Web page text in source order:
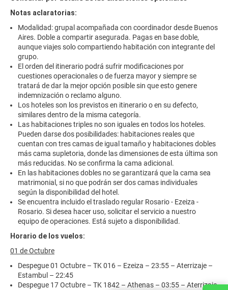
Notas aclaratorias:
Modalidad: grupal acompañada con coordinador desde Buenos
Aires. Doble a compartir asegurada. Pagas en base doble,
aunque viajes solo compartiendo habitación con integrante del
grupo.
El orden del itinerario podrá sufrir modificaciones por
cuestiones operacionales o de fuerza mayor y siempre se
tratará de dar la mejor opción posible sin que esto genere
indemnización o reclamo alguno.
Los hoteles son los previstos en itinerario o en su defecto,
similares dentro de la misma categoría.
Las habitaciones triples no son iguales en todos los hoteles.
Pueden darse dos posibilidades: habitaciones reales que
cuentan con tres camas de igual tamaño y habitaciones dobles
más cama supletoria, donde las dimensiones de esta última son
más reducidas. No se confirma la cama adicional.
En las habitaciones dobles no se garantizará que la cama sea
matrimonial, si no que podrán ser dos camas individuales
según la disponibilidad del hotel.
Se encuentra incluido el traslado regular Rosario - Ezeiza -
Rosario. Si desea hacer uso, solicitar el servicio a nuestro
equipo de operaciones. Está sujeto a disponibilidad.
Horario de los vuelos:
01 de Octubre
Despegue 01 Octubre – TK 016 – Ezeiza – 23:55 – Aterrizaje –
Estambul – 22:45
Despegue 17 Octubre – TK 1842 – Athenas – 03:55 – Aterrizaje